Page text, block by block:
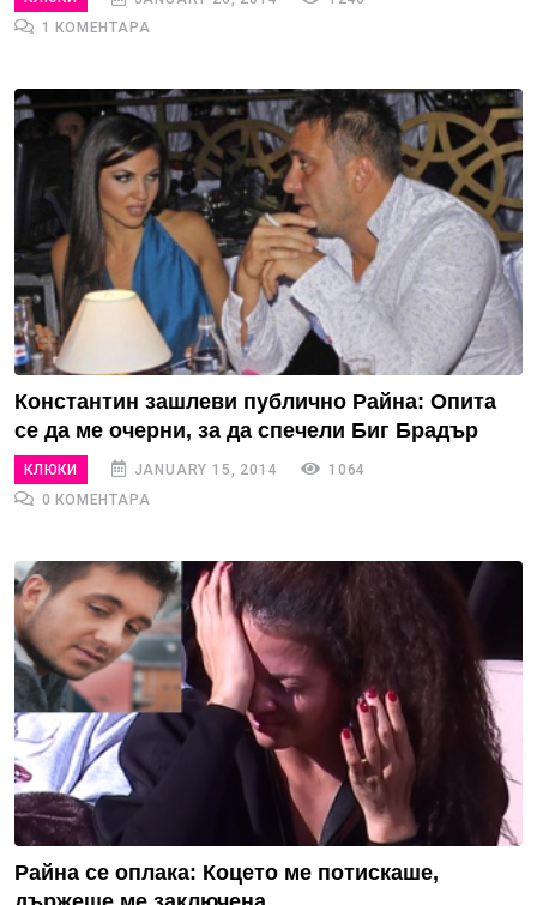
1 КОМЕНТАРА
Константин зашлеви публично Райна: Опита
се да ме очерни, за да спечели Биг Брадър
КЛЮКИ JANUARY 15, 2014
1064
0 КОМЕНТАРА
Райна се оплака: Коцето ме потискаше,